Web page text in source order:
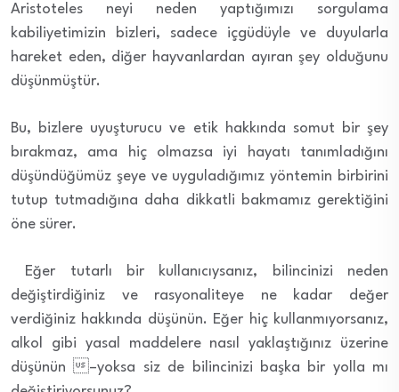
Aristoteles neyi neden yaptığımızı sorgulama
kabiliyetimizin bizleri, sadece içgüdüyle ve duyularla
hareket eden, diğer hayvanlardan ayıran şey olduğunu
düşünmüştür.
Bu, bizlere uyuşturucu ve etik hakkında somut bir şey
bırakmaz, ama hiç olmazsa iyi hayatı tanımladığını
düşündüğümüz şeye ve uyguladığımız yöntemin birbirini
tutup tutmadığına daha dikkatli bakmamız gerektiğini
öne sürer.
Eğer tutarlı bir kullanıcıysanız, bilincinizi neden
değiştirdiğiniz ve rasyonaliteye ne kadar değer
verdiğiniz hakkında düşünün. Eğer hiç kullanmıyorsanız,
alkol gibi yasal maddelere nasıl yaklaştığınız üzerine
düşünün –yoksa siz de bilincinizi başka bir yolla mı